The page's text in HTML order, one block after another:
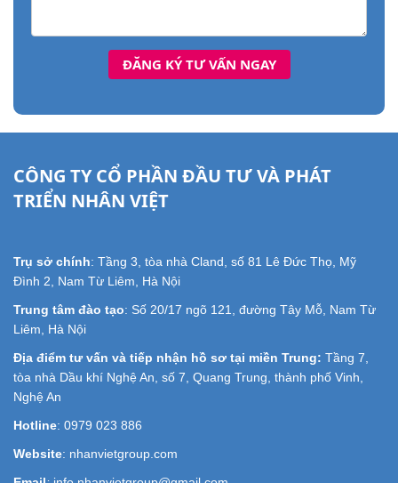
CÔNG TY CỔ PHẦN ĐẦU TƯ VÀ PHÁT
TRIỂN NHÂN VIỆT
Trụ sở chính: Tầng 3, tòa nhà Cland, số 81 Lê Đức Thọ, Mỹ
Đình 2, Nam Từ Liêm, Hà Nội
Trung tâm đào tạo: Số 20/17 ngõ 121, đường Tây Mỗ, Nam Từ
Liêm, Hà Nội
Địa điểm tư vấn và tiếp nhận hồ sơ tại miền Trung: Tầng 7,
tòa nhà Dầu khí Nghệ An, số 7, Quang Trung, thành phố Vinh,
Nghệ An
Hotline: 0979 023 886
Website: nhanvietgroup.com